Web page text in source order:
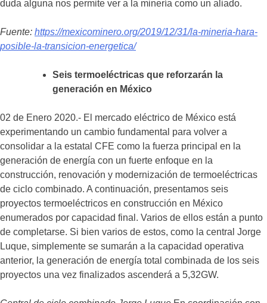
duda alguna nos permite ver a la minería como un aliado.
Fuente: https://mexicominero.org/2019/12/31/la-mineria-hara-
posible-la-transicion-energetica/
Seis termoeléctricas que reforzarán la
generación en México
02 de Enero 2020.- El mercado eléctrico de México está
experimentando un cambio fundamental para volver a
consolidar a la estatal CFE como la fuerza principal en la
generación de energía con un fuerte enfoque en la
construcción, renovación y modernización de termoeléctricas
de ciclo combinado. A continuación, presentamos seis
proyectos termoeléctricos en construcción en México
enumerados por capacidad final. Varios de ellos están a punto
de completarse. Si bien varios de estos, como la central Jorge
Luque, simplemente se sumarán a la capacidad operativa
anterior, la generación de energía total combinada de los seis
proyectos una vez finalizados ascenderá a 5,32GW.